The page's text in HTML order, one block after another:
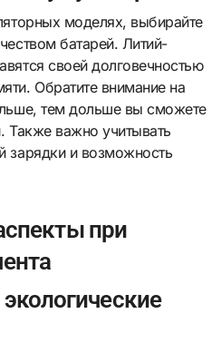
моделях, выбирайте
батарей. Литий-
своей долговечностью
Обратите внимание на
тем дольше вы сможете
Также важно учитывать
зарядки и возможность
при